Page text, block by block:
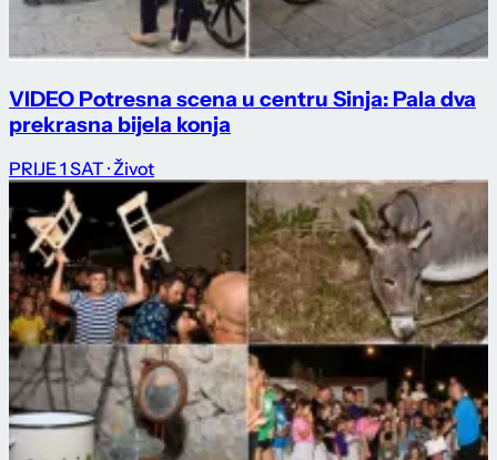
VIDEO Potresna scena u centru Sinja: Pala dva
prekrasna bijela konja
PRIJE 1 SAT · Život